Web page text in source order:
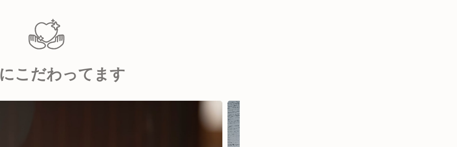
こだわってます